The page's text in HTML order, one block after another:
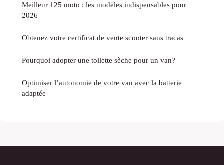
Meilleur 125 moto : les modèles indispensables pour
2026
Obtenez votre certificat de vente scooter sans tracas
Pourquoi adopter une toilette sèche pour un van?
Optimiser l’autonomie de votre van avec la batterie
adaptée